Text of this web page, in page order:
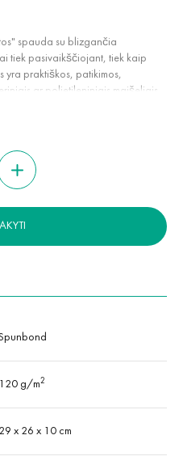
spauda su blizgančia
tiek pasivaikščiojant, tiek kaip
yra praktiškos, patikimos,
ar polietileniniais maišeliais,
matinė laminacija suteikia
120 g/m2
29 x 26 x 10 cm